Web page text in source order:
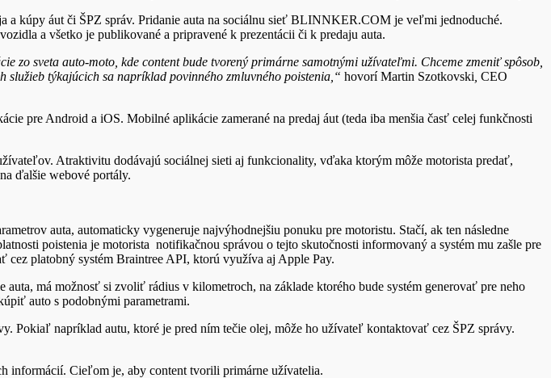
kúpy áut či ŠPZ správ. Pridanie auta na sociálnu sieť BLINNKER.COM je veľmi jednoduché.
a všetko je publikované a pripravené k prezentácii či k predaju auta.
sveta auto-moto, kde content bude tvorený primárne samotnými užívateľmi. Chceme zmeniť spôsob,
týkajúcich sa napríklad povinného zmluvného poistenia,“ hovorí Martin Szotkovski CEO
pre Android a iOS. Mobilné aplikácie zamerané na predaj áut (teda iba menšia časť celej funkčnosti
Atraktivitu dodávajú sociálnej sieti aj funkcionality, vďaka ktorým môže motorista predať,
ďalšie webové portály.
auta, automaticky vygeneruje najvýhodnejšiu ponuku pre motoristu. Stačí, ak ten následne
poistenia je motorista notifikačnou správou o tejto skutočnosti informovaný a systém mu zašle pre
platobný systém Braintree API, ktorú využíva aj Apple Pay.
má možnosť si zvoliť rádius v kilometroch, na základe ktorého bude systém generovať pre neho
auto s podobnými parametrami.
napríklad autu, ktoré je pred ním tečie olej, môže ho užívateľ kontaktovať cez ŠPZ správy.
informácií. Cieľom je, aby content tvorili primárne užívatelia.